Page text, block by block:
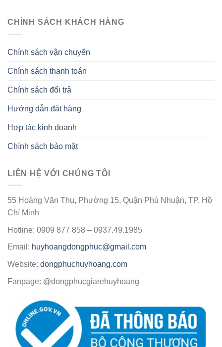
CHÍNH SÁCH KHÁCH HÀNG
Chính sách vận chuyển
Chính sách thanh toán
Chính sách đổi trả
Hướng dẫn đặt hàng
Hợp tác kinh doanh
Chính sách bảo mật
LIÊN HỆ VỚI CHÚNG TÔI
55 Hoàng Văn Thụ, Phường 15, Quận Phú Nhuận, TP. Hồ
Chí Minh
Hotline: 0909 877 858 – 0937.49.1985
Email: huyhoangdongphuc@gmail.com
Website: dongphuchuyhoang.com
Fanpage: @dongphucgiarehuyhoang